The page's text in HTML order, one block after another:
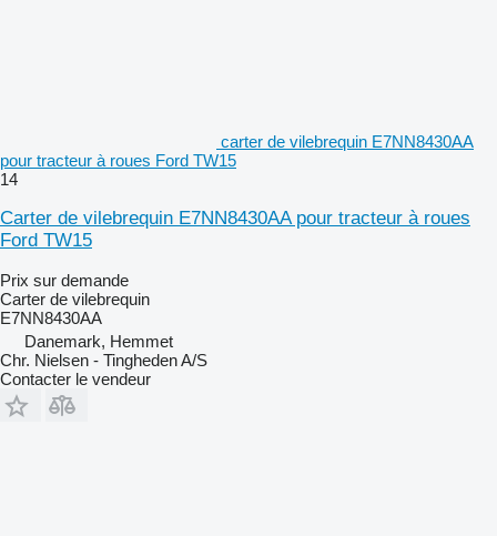
carter de vilebrequin E7NN8430AA
pour tracteur à roues Ford TW15
14
Carter de vilebrequin E7NN8430AA pour tracteur à roues
Ford TW15
Prix sur demande
Carter de vilebrequin
E7NN8430AA
Danemark, Hemmet
Chr. Nielsen - Tingheden A/S
Contacter le vendeur